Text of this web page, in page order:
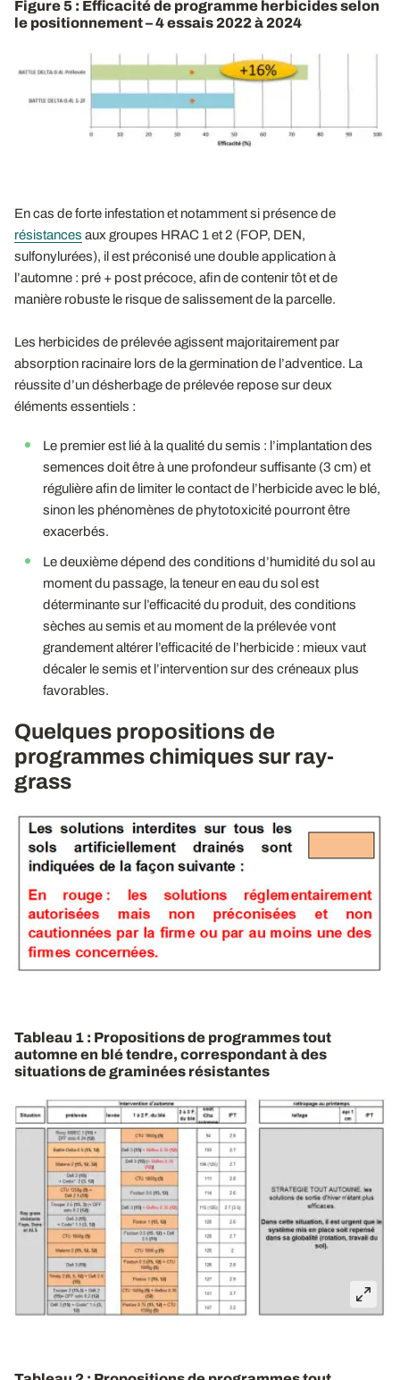
Figure 5 : Efficacité de programme herbicides selon
le positionnement – 4 essais 2022 à 2024
En cas de forte infestation et notamment si présence de
résistances aux groupes HRAC 1 et 2 (FOP, DEN,
sulfonylurées), il est préconisé une double application à
l’automne : pré + post précoce, afin de contenir tôt et de
manière robuste le risque de salissement de la parcelle.
Les herbicides de prélevée agissent majoritairement par
absorption racinaire lors de la germination de l’adventice. La
réussite d’un désherbage de prélevée repose sur deux
éléments essentiels :
Le premier est lié à la qualité du semis : l’implantation des
semences doit être à une profondeur suffisante (3 cm) et
régulière afin de limiter le contact de l’herbicide avec le blé,
sinon les phénomènes de phytotoxicité pourront être
exacerbés.
Le deuxième dépend des conditions d’humidité du sol au
moment du passage, la teneur en eau du sol est
déterminante sur l’efficacité du produit, des conditions
sèches au semis et au moment de la prélevée vont
grandement altérer l’efficacité de l’herbicide : mieux vaut
décaler le semis et l’intervention sur des créneaux plus
favorables.
Quelques propositions de
programmes chimiques sur ray-
grass
Tableau 1 : Propositions de programmes tout
automne en blé tendre, correspondant à des
situations de graminées résistantes